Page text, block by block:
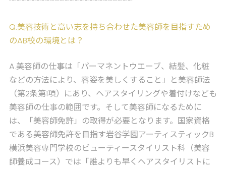
Q.美容技術と高い志を持ち合わせた美容師を目指すため
のAB校の環境とは？
A.美容師の仕事は「パーマネントウエーブ、結髪、化粧
などの方法により、容姿を美しくすること」と美容師法
（第2条第1項）にあり、ヘアスタイリングや着付けなども
美容師の仕事の範囲です。そして美容師になるために
は、「美容師免許」の取得が必要となります。国家資格
である美容師免許を目指す岩谷学園アーティスティックB
横浜美容専門学校のビューティースタイリスト科（美容
師養成コース）では「誰よりも早くヘアスタイリストに